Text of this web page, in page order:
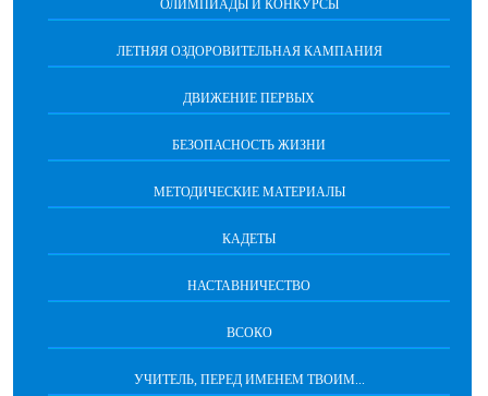
ОЛИМПИАДЫ И КОНКУРСЫ
ЛЕТНЯЯ ОЗДОРОВИТЕЛЬНАЯ КАМПАНИЯ
ДВИЖЕНИЕ ПЕРВЫХ
БЕЗОПАСНОСТЬ ЖИЗНИ
МЕТОДИЧЕСКИЕ МАТЕРИАЛЫ
КАДЕТЫ
НАСТАВНИЧЕСТВО
ВСОКО
УЧИТЕЛЬ, ПЕРЕД ИМЕНЕМ ТВОИМ...